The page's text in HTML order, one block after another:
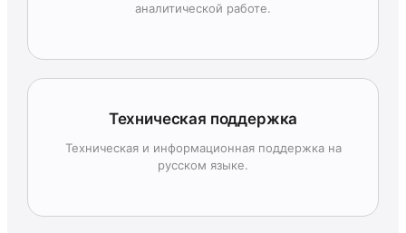
аналитической работе.
Техническая поддержка
Техническая и информационная поддержка на
русском языке.